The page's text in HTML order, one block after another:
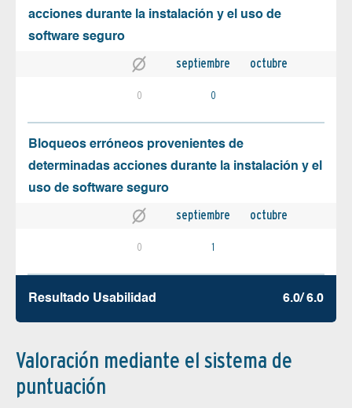
acciones durante la instalación y el uso de
software seguro
septiembre octubre
0 0
Bloqueos erróneos provenientes de
determinadas acciones durante la instalación y el
uso de software seguro
septiembre octubre
0 1
Resultado Usabilidad 6.0/ 6.0
Valoración mediante el sistema de
puntuación